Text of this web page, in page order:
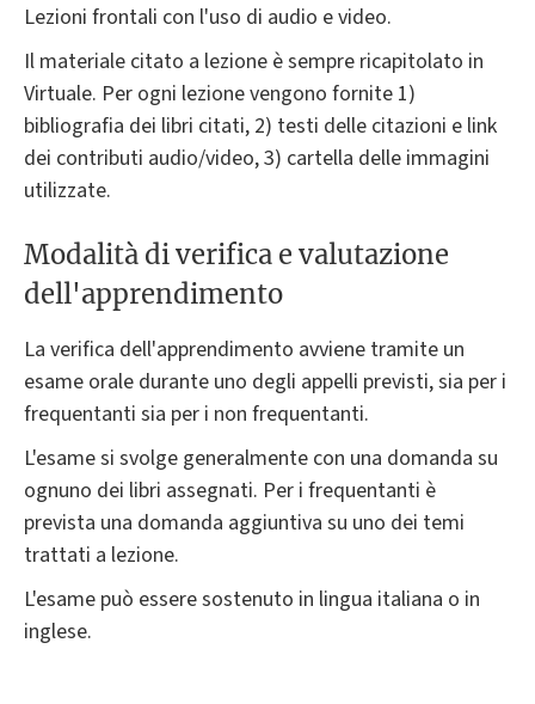
Lezioni frontali con l'uso di audio e video.
Il materiale citato a lezione è sempre ricapitolato in
Virtuale. Per ogni lezione vengono fornite 1)
bibliografia dei libri citati, 2) testi delle citazioni e link
dei contributi audio/video, 3) cartella delle immagini
utilizzate.
Modalità di verifica e valutazione
dell'apprendimento
La verifica dell'apprendimento avviene tramite un
esame orale durante uno degli appelli previsti, sia per i
frequentanti sia per i non frequentanti.
L'esame si svolge generalmente con una domanda su
ognuno dei libri assegnati. Per i frequentanti è
prevista una domanda aggiuntiva su uno dei temi
trattati a lezione.
L'esame può essere sostenuto in lingua italiana o in
inglese.